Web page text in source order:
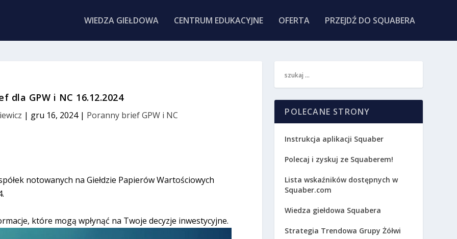
WIEDZA GIEŁDOWA CENTRUM EDUKACYJNE OFERTA PRZEJDŹ DO SQUABERA
dla GPW i NC 16.12.2024
| gru 16, 2024| Poranny brief GPW i NC
notowanych na Giełdzie Papierów Wartościowych
które mogą wpłynąć na Twoje decyzje inwestycyjne.
POLECANE STRONY
Instrukcja aplikacji Squaber
Polecaj i zyskuj ze Squaberem!
Lista wskaźników dostępnych w
Squaber.com
Wiedza giełdowa Squabera
Strategia Trendowa Grupy Żółwi